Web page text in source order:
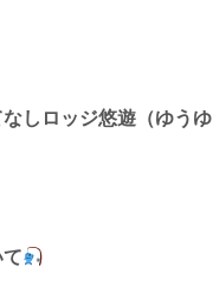
しロッジ悠遊（ゆうゆ